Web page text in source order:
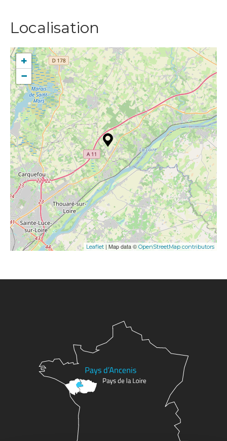
Localisation
+
−
Leaflet | Map data © OpenStreetMap contributors